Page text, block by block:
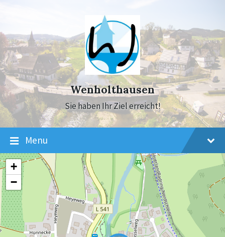
navigation
Wenholthausen
Sie haben Ihr Ziel erreicht!
Menu
+
−